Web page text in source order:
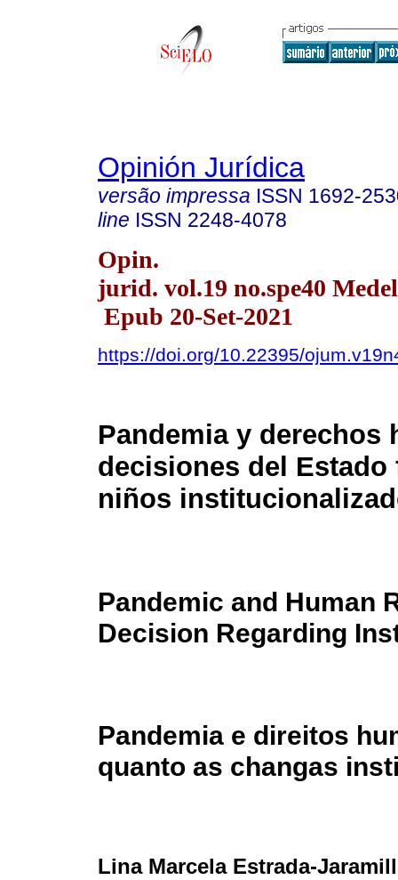
Opinión Jurídica
versão impressa ISSN 1692-
line ISSN 2248-4078
Opin.
jurid. vol.19 no.spe40
Epub 20-Set-2021
https://doi.org/10.22395/
Pandemia y derechos
decisiones del Estado
niños
Pandemic and Human
Decision Regarding
Pandemia e direitos
quanto as changas
Lina Marcela Estrada-